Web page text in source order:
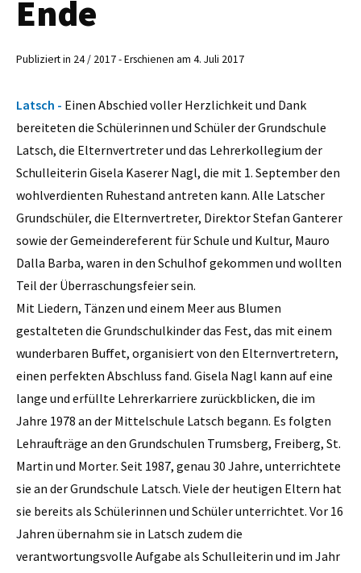
Ende
Publiziert in 24 / 2017 - Erschienen am 4. Juli 2017
Latsch - Einen Abschied voller Herzlichkeit und Dank
bereiteten die Schülerinnen und Schüler der Grundschule
Latsch, die Elternvertreter und das Lehrerkollegium der
Schulleiterin Gisela Kaserer Nagl, die mit 1. September den
wohlverdienten Ruhestand antreten kann. Alle Latscher
Grundschüler, die Elternvertreter, Direktor Stefan Ganterer
sowie der Gemeindereferent für Schule und Kultur, Mauro
Dalla Barba, waren in den Schulhof gekommen und wollten
Teil der Überraschungsfeier sein.
Mit Liedern, Tänzen und einem Meer aus Blumen
gestalteten die Grundschulkinder das Fest, das mit einem
wunderbaren Buffet, organisiert von den Elternvertretern,
einen perfekten Abschluss fand. Gisela Nagl kann auf eine
lange und erfüllte Lehrerkarriere zurückblicken, die im
Jahre 1978 an der Mittelschule Latsch begann. Es folgten
Lehraufträge an den Grundschulen Trumsberg, Freiberg, St.
Martin und Morter. Seit 1987, genau 30 Jahre, unterrichtete
sie an der Grundschule Latsch. Viele der heutigen Eltern hat
sie bereits als Schülerinnen und Schüler unterrichtet. Vor 16
Jahren übernahm sie in Latsch zudem die
verantwortungsvolle Aufgabe als Schulleiterin und im Jahr